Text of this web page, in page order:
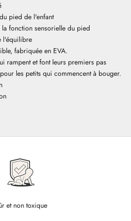
pied de l'enfant
fonction sensorielle du pied
l'équilibre
fabriquée en EVA.
rampent et font leurs premiers pas
les petits qui commencent à bouger.
et non toxique